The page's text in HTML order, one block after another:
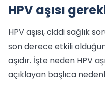
HPV aşısı
HPV aşısı, ciddi sağlık
son derece etkili
aşıdır. İşte neden HPV
açıklayan başlıca